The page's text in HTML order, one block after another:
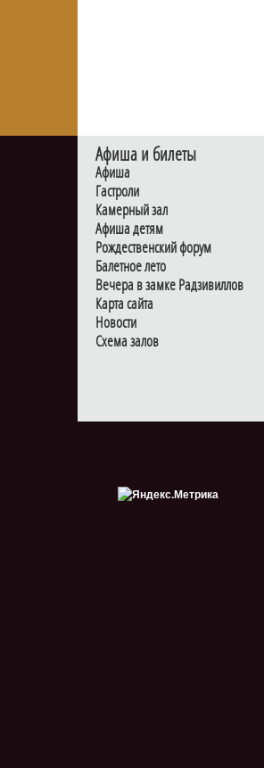
Афиша и билеты
Афиша
Гастроли
Камерный зал
Афиша детям
Рождественский форум
Балетное лето
Вечера в замке Радзивиллов
Карта сайта
Новости
Схема залов